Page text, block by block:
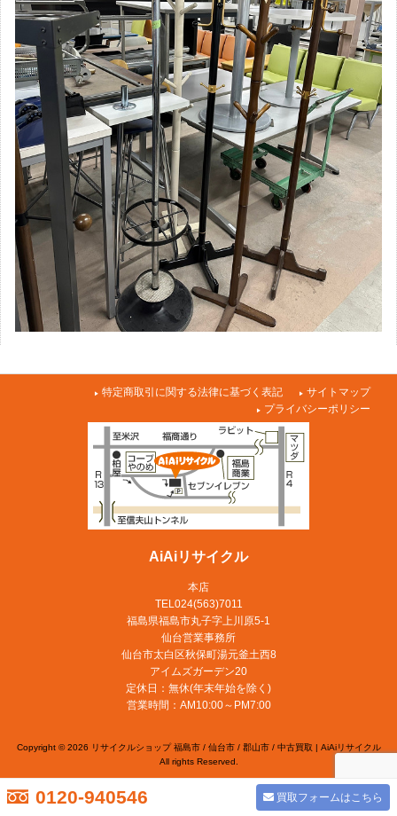
0120-940546 買取フォームはこちら
特定商取引に関する法律に基づく表記
サイトマップ
プライバシーポリシー
AiAiリサイクル
本店
TEL024(563)7011
福島県福島市丸子字上川原5-1
仙台営業事務所
仙台市太白区秋保町湯元釜土西8
アイムズガーデン20
定休日：無休(年末年始を除く)
営業時間：AM10:00～PM7:00
Copyright © 2026 リサイクルショップ 福島市 / 仙台市 / 郡山市 / 中古買取 | AiAiリサイクル
All rights Reserved.